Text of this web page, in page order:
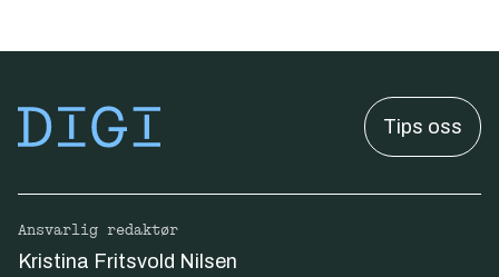
Tips oss
Ansvarlig redaktør
Kristina Fritsvold Nilsen